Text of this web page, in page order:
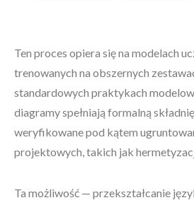
Ten proces opiera się na modelach
trenowanych na obszernych
standardowych praktykach
diagramy spełniają formalną
weryfikowane pod kątem
projektowych, takich jak
Ta możliwość — przekształcanie